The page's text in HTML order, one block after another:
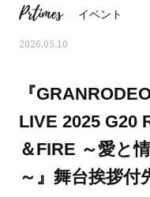
Prtimes イベント
2026.05.10
『
LIVE 2025
＆FIRE ～愛と
～』舞台挨拶